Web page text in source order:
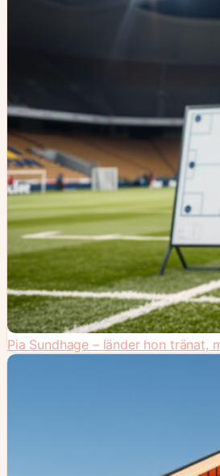
Pia Sundhage – länder hon tränat,